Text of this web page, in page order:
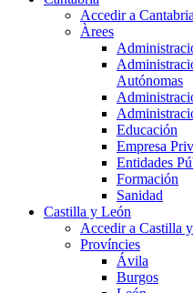
Accedir a Cantabria
Àrees
Autónomas
Educación
Empresa
Entidades
Formación
Sanidad
Castilla y León
Accedir a Castilla
Províncies
Ávila
Burgos